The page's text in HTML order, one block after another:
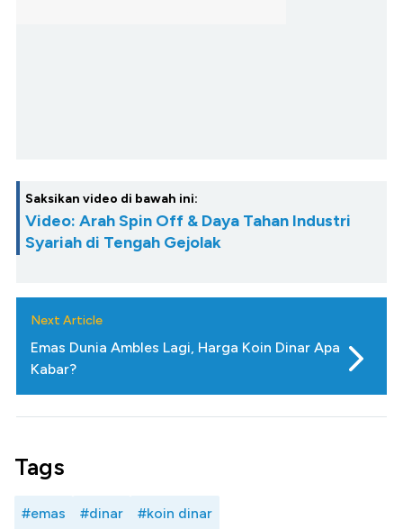
Saksikan video di bawah ini:
Video: Arah Spin Off & Daya Tahan Industri
Syariah di Tengah Gejolak
Next Article
Emas Dunia Ambles Lagi, Harga Koin Dinar Apa
Kabar?
Tags
#emas #dinar #koin dinar